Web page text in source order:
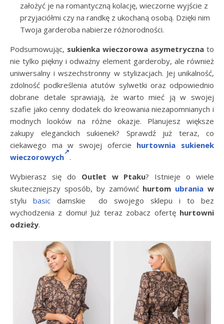
założyć je na romantyczną kolację, wieczorne wyjście z
przyjaciółmi czy na randkę z ukochaną osobą. Dzięki nim
Twoja garderoba nabierze różnorodności.
Podsumowując, sukienka wieczorowa asymetryczna to
nie tylko piękny i odważny element garderoby, ale również
uniwersalny i wszechstronny w stylizacjach. Jej unikalność,
zdolność podkreślenia atutów sylwetki oraz odpowiednio
dobrane detale sprawiają, że warto mieć ją w swojej
szafie jako cenny dodatek do kreowania niezapomnianych i
modnych looków na różne okazje. Planujesz większe
zakupy eleganckich sukienek? Sprawdź już teraz, co
ciekawego ma w swojej ofercie hurtownia sukienek
wieczorowych .
Wybierasz się do Outlet w Ptaku? Istnieje o wiele
skuteczniejszy sposób, by zamówić hurtom ubrania w
stylu basic damskie do swojego sklepu i to bez
wychodzenia z domu! Już teraz zobacz ofertę hurtowni
odzieży.